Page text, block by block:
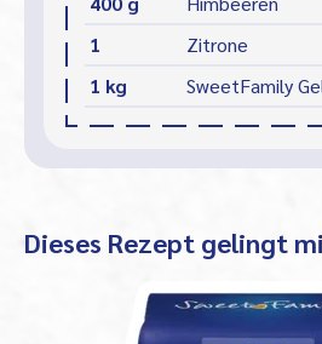
1
Zitrone
1 kg
SweetFamily
Dieses Rezept gelingt